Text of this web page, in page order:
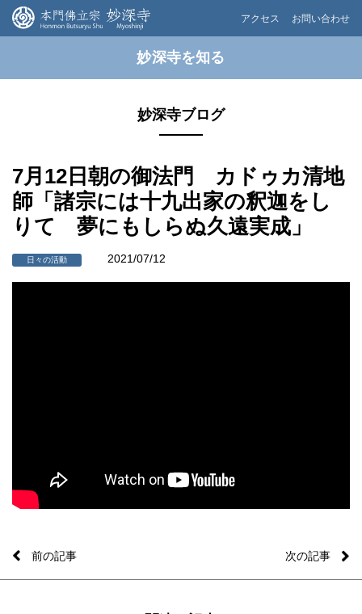
アクセス お問い合わせ
妙深寺を知る
妙深寺ブログ
7月12日朝の御法門 カドゥカ清地
師「諸宗には十九出家の釈迦をし
りて 夢にもしらぬ久遠実成」
日々の活動 2021/07/12
前の記事 次の記事